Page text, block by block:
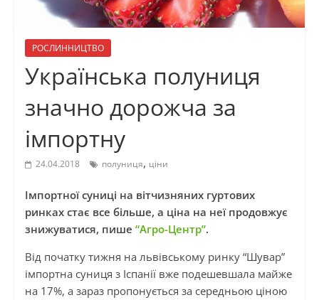
РОСЛИННИЦТВО
Українська полуниця
значно дорожча за
імпортну
24.04.2018 полуниця, ціни
Імпортної суниці на вітчизняних гуртових
ринках стає все більше, а ціна на неї продовжує
знижуватися, пише “Агро-Центр”.
Від початку тижня на львівському ринку “Шувар”
імпортна суниця з Іспанії вже подешевшала майже
на 17%, а зараз пропонується за середньою ціною